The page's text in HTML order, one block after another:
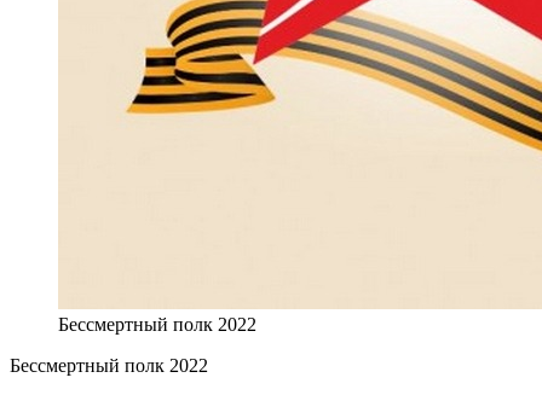
Бессмертный полк 2022
Бессмертный полк 2022